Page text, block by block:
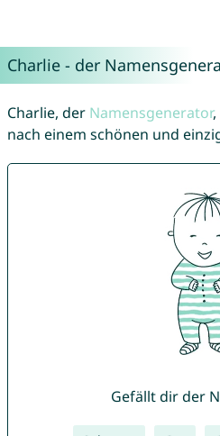
Charlie - der
Charlie, der Namensgenerator,
nach einem schönen und
Gefällt dir der